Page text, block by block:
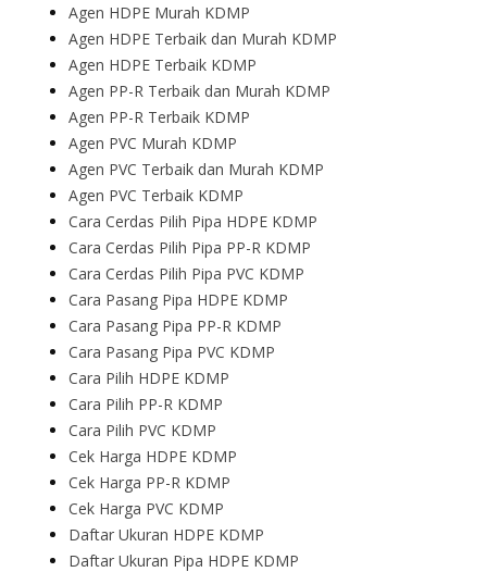
Agen HDPE Murah KDMP
Agen HDPE Terbaik dan Murah KDMP
Agen HDPE Terbaik KDMP
Agen PP-R Terbaik dan Murah KDMP
Agen PP-R Terbaik KDMP
Agen PVC Murah KDMP
Agen PVC Terbaik dan Murah KDMP
Agen PVC Terbaik KDMP
Cara Cerdas Pilih Pipa HDPE KDMP
Cara Cerdas Pilih Pipa PP-R KDMP
Cara Cerdas Pilih Pipa PVC KDMP
Cara Pasang Pipa HDPE KDMP
Cara Pasang Pipa PP-R KDMP
Cara Pasang Pipa PVC KDMP
Cara Pilih HDPE KDMP
Cara Pilih PP-R KDMP
Cara Pilih PVC KDMP
Cek Harga HDPE KDMP
Cek Harga PP-R KDMP
Cek Harga PVC KDMP
Daftar Ukuran HDPE KDMP
Daftar Ukuran Pipa HDPE KDMP